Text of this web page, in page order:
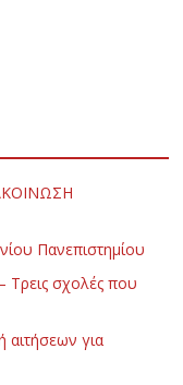
Πανεπιστημίου
Τρεις σχολές που
αιτήσεων για